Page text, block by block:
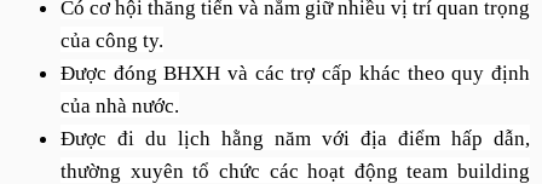
Có cơ hội thăng tiến và nắm giữ nhiều vị trí quan trọng
của công ty.
Được đóng BHXH và các trợ cấp khác theo quy định
của nhà nước.
Được đi du lịch hằng năm với địa điểm hấp dẫn,
thường xuyên tổ chức các hoạt động team building